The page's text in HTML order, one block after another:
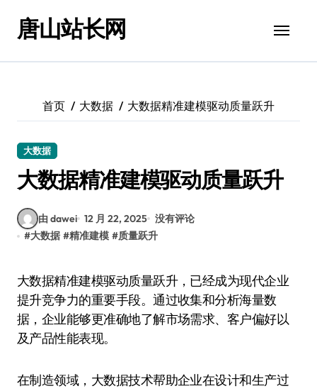
唐山站长网
首页 大数据 大数据精准建模驱动质量跃升
大数据
大数据精准建模驱动质量跃升
由 dawei 12 月 22, 2025 没有评论
#大数据 #精准建模 #质量跃升
大数据精准建模驱动质量跃升，已经成为现代企业
提升竞争力的重要手段。通过收集和分析海量数
据，企业能够更准确地了解市场需求、客户偏好以
及产品性能表现。
在制造领域，大数据技术帮助企业在设计和生产过